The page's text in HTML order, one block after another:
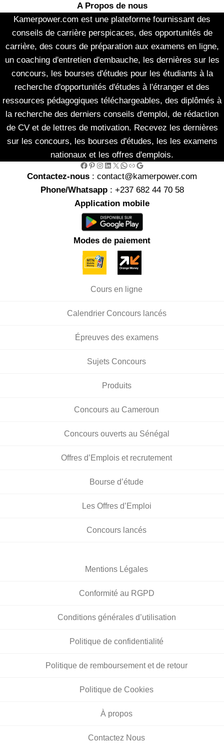
A Propos de nous
Kamerpower.com est une plateforme fournissant des
conseils de carrière perspicaces, des opportunités de
carrière, des cours de préparation aux examens en ligne,
un coaching d'entretien d'embauche, les dernières sur les
concours, les bourses d'études pour les étudiants à la
recherche d'opportunités d'études à l'étranger et des
ressources pédagogiques téléchargeables, des diplômés à
la recherche des derniers conseils d'emploi, de rédaction
de CV et de lettres de motivation. Recevez les dernières
sur les concours, les bourses d'études, les les examens
nationaux et les offres d'emplois.
Facebook Pinterest InstagramLinkedIn X WhatsApp Link Google
Contactez-nous : contact@kamerpower.com
Phone/Whatsapp: +237 682 44 70 58
Application mobile
Modes de paiement
Cours en ligne
Calendrier Concours lancés
Épreuves des examens
Sujets Concours
Produits
Concours au Cameroun
Concours ouverts au Sénégal
Offres d’Emplois et recrutement
Bourse d’étude
Les Offres d’Emploi
Concours lancés
Mentions Légales
Conformité au RGPD
Conditions générales d’utilisation
Politique de confidentialité
Politique de remboursement et de retour
Politique de Cookies
À propos
Contactez Nous